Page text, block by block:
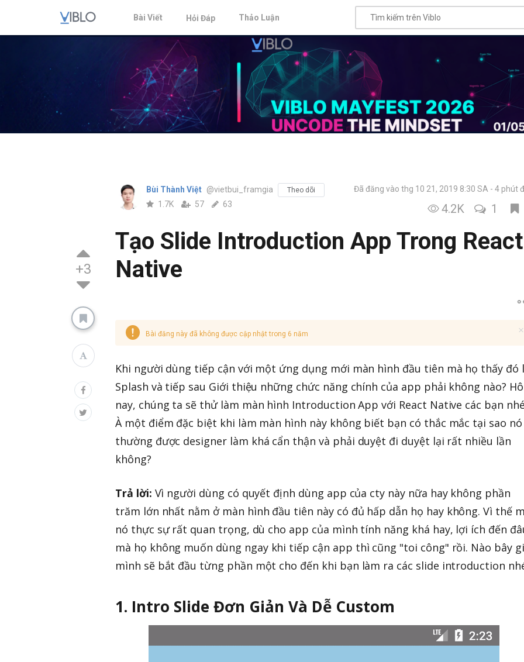
Bài Viết Hỏi Đáp Thảo Luận
+3
Bùi Thành Việt @vietbui_framgia Theo dõi
1.7K 57 63
Đã đăng vào thg 10 21, 2019 8:30 SA 4 phút
4.2K 1
Tạo Slide Introduction App Trong React
Native
Bài đăng này đã không được cập nhật trong 6 năm
Khi người dùng tiếp cận với một ứng dụng mới màn hình đầu tiên mà họ thấy đó
Splash và tiếp sau Giới thiệu những chức năng chính của app phải không nào?
nay, chúng ta sẽ thử làm màn hình Introduction App với React Native các bạn
À một điểm đặc biệt khi làm màn hình này không biết bạn có thắc mắc tại sao nó
thường được designer làm khá cẩn thận và phải duyệt đi duyệt lại rất nhiều lần
không?
Trả lời: Vì người dùng có quyết định dùng app của cty này nữa hay không phần
trăm lớn nhất nằm ở màn hình đầu tiên này có đủ hấp dẫn họ hay không. Vì thế
nó thực sự rất quan trọng, dù cho app của mình tính năng khá hay, lợi ích đến
mà họ không muốn dùng ngay khi tiếp cận app thì cũng "toi công" rồi. Nào bây
mình sẽ bắt đầu từng phần một cho đến khi bạn làm ra các slide introduction
1. Intro Slide Đơn Giản Và Dễ Custom